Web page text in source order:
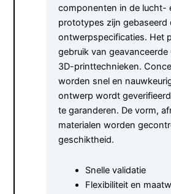
componenten in de lucht-
prototypes zijn gebaseerd
ontwerpspecificaties. Het
gebruik van
3D-printtechnieken.
worden snel en
ontwerp wordt
te garanderen. De vorm,
materialen worden
geschiktheid.
Snelle validatie
Flexibiliteit en